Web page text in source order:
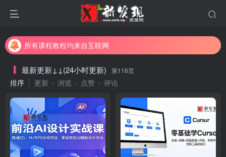
所有课程教程均来自互联网
所有课程教程均来自互联网
最新更新↓↓(24小时更新) 第116页
排序 更新 浏览 点赞 评论